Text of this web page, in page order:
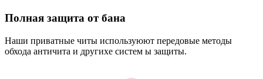
Полная защита от бана
Наши приватные читы используюют передовые методы
обхода античита и другихе систем ы защиты.